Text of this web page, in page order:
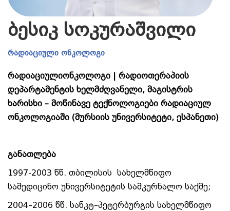
ბესიკ სოკურაშვილი
რადიაციული ონკოლოგი
რადიაციულიონკოლოგი | რადიოთერაპიის
დეპარტამენტის ხელმძღვანელი, მაგისტრის
ხარისხი – მოწინავე ტექნოლოგიები რადიაციულ
ონკოლოგიაში (მურსიის უნივერსიტეტი, ესპანეთი)
განათლება
1997-2003 წწ. თბილისის სახელმწიფო
სამედიცინო უნივერსიტეტის სამკურნალო საქმე;
2004–2006 წწ. სანკტ–პეტერბურგის სახელმწიფო